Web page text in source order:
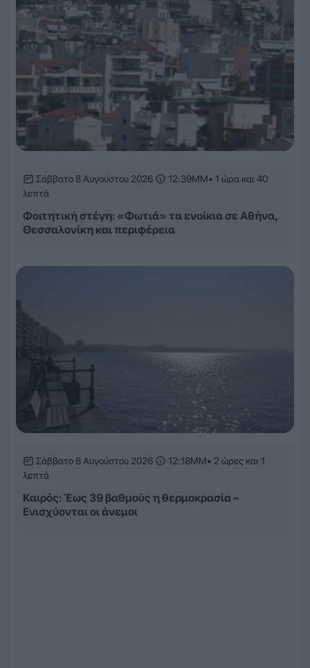
Σάββατο 8 Αυγούστου 2026 12:39ΜΜ• 1 ώρα και 40
λεπτά
Φοιτητική στέγη: «Φωτιά» τα ενοίκια σε Αθήνα,
Θεσσαλονίκη και περιφέρεια
Σάββατο 8 Αυγούστου 2026 12:18ΜΜ• 2 ώρες και 1
λεπτά
Καιρός: Έως 39 βαθμούς η θερμοκρασία –
Ενισχύονται οι άνεμοι